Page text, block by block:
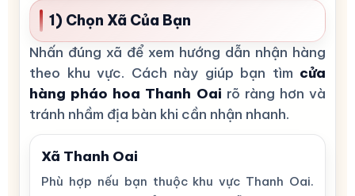
1) Chọn Xã Của Bạn
Nhấn đúng xã để xem hướng dẫn nhận hàng
theo khu vực. Cách này giúp bạn tìm cửa
hàng pháo hoa Thanh Oai rõ ràng hơn và
tránh nhầm địa bàn khi cần nhận nhanh.
Xã Thanh Oai
Phù hợp nếu bạn thuộc khu vực Thanh Oai.